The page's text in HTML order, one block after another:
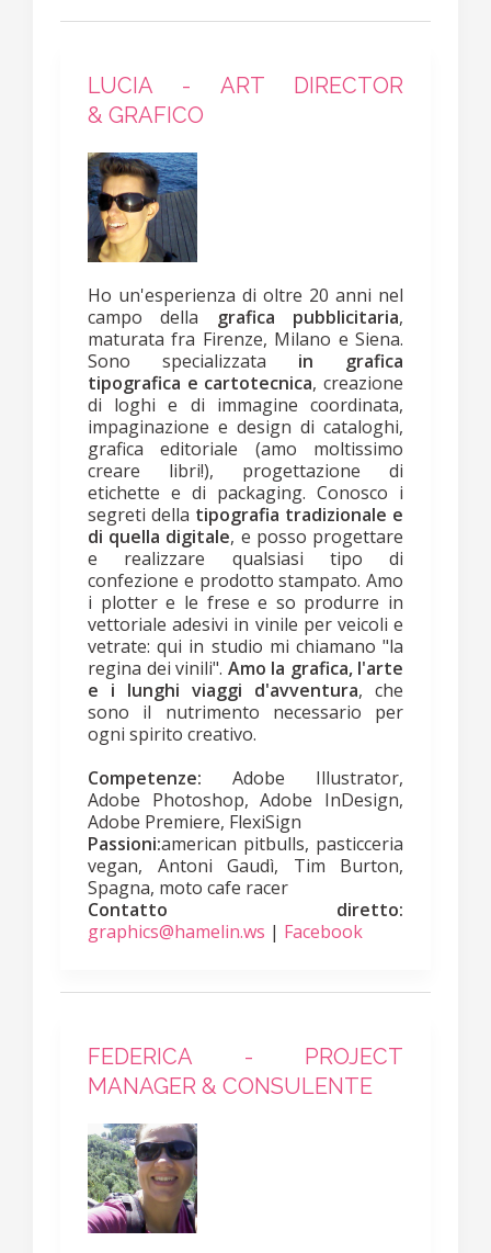
LUCIA - ART DIRECTOR
& GRAFICO
Ho un'esperienza di oltre 20 anni nel
campo della
grafica pubblicitaria,
maturata fra Firenze, Milano e Siena.
Sono specializzata in grafica
tipografica e cartotecnica, creazione
di loghi e di immagine coordinata,
impaginazione e design di cataloghi,
grafica editoriale (amo moltissimo
creare libri!), progettazione di
etichette e di packaging. Conosco i
segreti della tipografia tradizionale e
di quella digitale, e posso progettare
e realizzare qualsiasi tipo di
confezione e prodotto stampato. Amo
i plotter e le frese e so produrre in
vettoriale adesivi in vinile per veicoli e
vetrate: qui in studio mi chiamano "la
regina dei vinili". Amo la grafica, l'arte
e i lunghi viaggi d'avventura, che
sono il nutrimento necessario per
ogni spirito creativo.
Competenze: Adobe Illustrator,
Adobe Photoshop, Adobe InDesign,
Adobe Premiere, FlexiSign
Passioni:american pitbulls, pasticceria
vegan, Antoni Gaudì, Tim Burton,
Spagna, moto cafe racer
Contatto diretto:
graphics@hamelin.ws | Facebook
FEDERICA - PROJECT
MANAGER & CONSULENTE